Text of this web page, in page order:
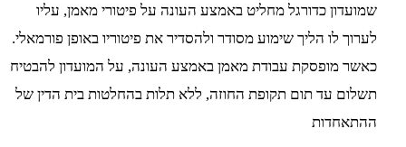
שמועדון כדורגל מחליט באמצע העונה על פיטורי מאמן, עליו
לערוך לו הליך שימוע מסודר ולהסדיר את פיטוריו באופן פורמאלי.
כאשר מופסקת עבודת מאמן באמצע העונה, על המועדון להבטיח
תשלום עד תום תקופת החוזה, ללא תלות בהחלטות בית הדין של
ההתאחדות